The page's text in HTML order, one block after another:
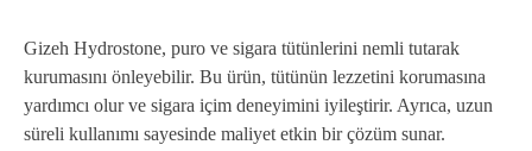
Gizeh Hydrostone, puro ve sigara tütünlerini nemli tutarak
kurumasını önleyebilir. Bu ürün, tütünün lezzetini korumasına
yardımcı olur ve sigara içim deneyimini iyileştirir. Ayrıca, uzun
süreli kullanımı sayesinde maliyet etkin bir çözüm sunar.